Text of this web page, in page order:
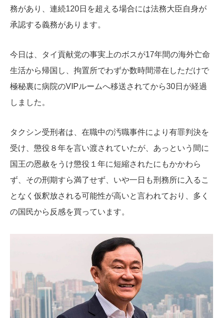
務があり、連続120日を超える場合には法務大臣自身が
承認する義務があります。
今日は、タイ貢献党の事実上のボスが17年間の海外亡命
生活から帰国し、拘置所でわずか数時間滞在しただけで
極秘裏に病院のVIPルームへ移送されてから30日が経過
しました。
タクシン受刑者は、在職中の汚職事件により有罪判決を
受け、懲役８年を言い渡されていたが、あっという間に
国王の恩赦をうけ懲役１年に短縮されたにもかかわら
ず、その刑期すら満了せず、いや一日も刑務所に入るこ
となく仮釈放される可能性が高いと言われており、多く
の国民から反感を買っています。